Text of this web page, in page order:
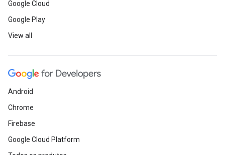
Google Cloud
Google Play
View all
Android
Chrome
Firebase
Google Cloud Platform